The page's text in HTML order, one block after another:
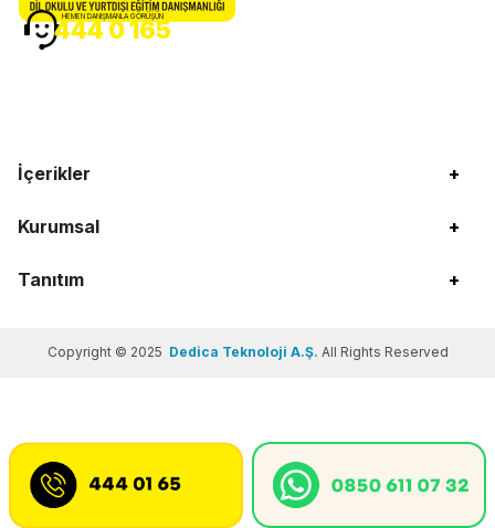
İçerikler +
Kurumsal +
Tanıtım +
HEMEN DANIŞMANLA GÖRÜŞÜN
444 0 165
Copyright © 2025 Dedica Teknoloji A.Ş. All Rights Reserved